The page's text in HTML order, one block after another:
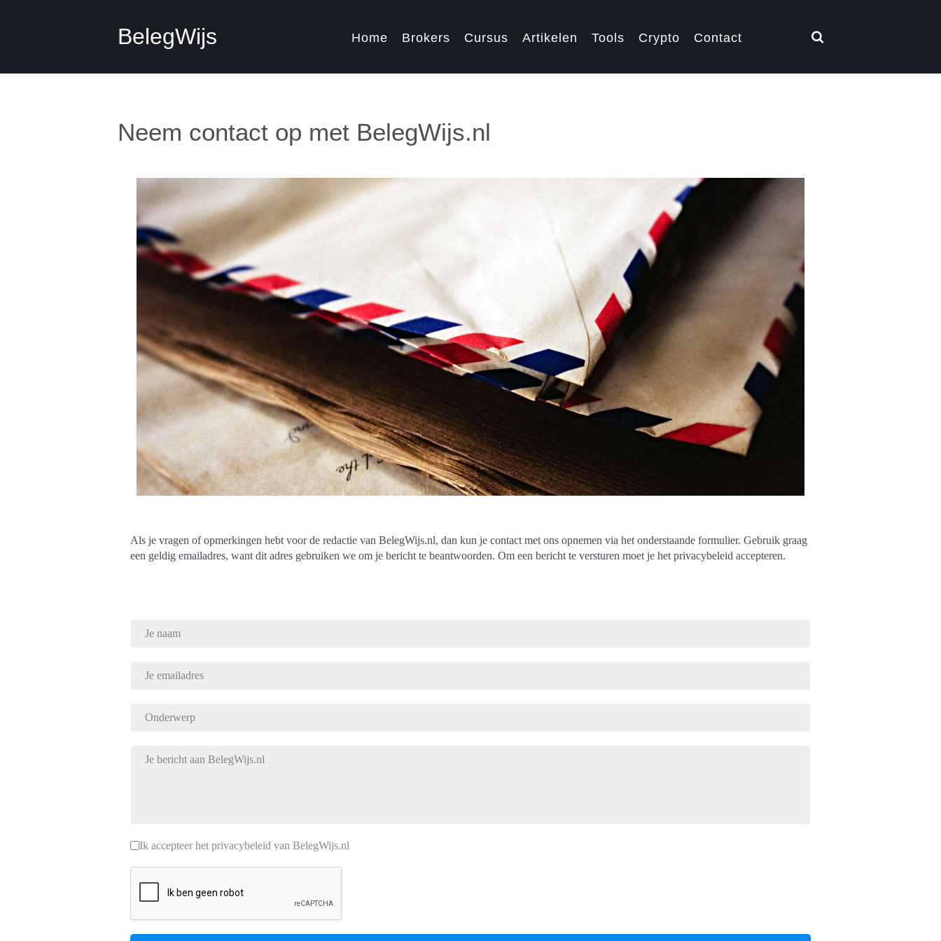
BelegWijs Home Brokers Cursus Artikelen Tools Crypto Contact
Neem contact op met BelegWijs.nl
Als je vragen of opmerkingen hebt voor de redactie van BelegWijs.nl, dan kun je contact met ons opnemen via het onderstaande formulier. Gebruik graag
een geldig emailadres, want dit adres gebruiken we om je bericht te beantwoorden. Om een bericht te versturen moet je hetprivacybeleid accepteren.
Ik accepteer het privacybeleid van BelegWijs.nl